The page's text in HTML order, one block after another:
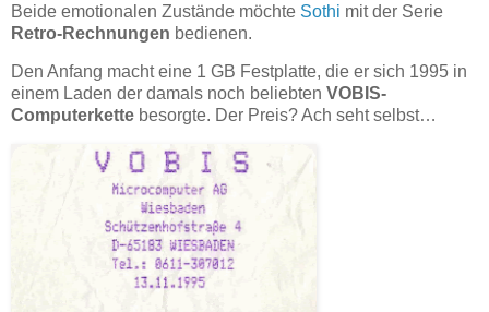
Beide emotionalen Zustände möchte Sothi mit der Serie
Retro-Rechnungen bedienen.
Den Anfang macht eine 1 GB Festplatte, die er sich 1995 in
einem Laden der damals noch beliebten VOBIS-
Computerkette besorgte. Der Preis? Ach seht selbst…